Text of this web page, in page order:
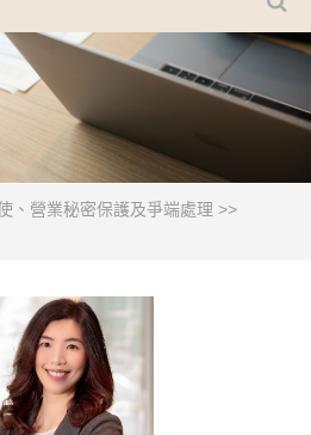
、營業秘密保護及爭端處理 >>